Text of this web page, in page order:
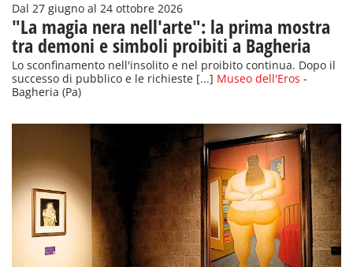
Dal 27 giugno al 24 ottobre 2026
"La magia nera nell'arte": la prima mostra
tra demoni e simboli proibiti a Bagheria
Lo sconfinamento nell'insolito e nel proibito continua. Dopo il
successo di pubblico e le richieste [...] Museo dell'Eros -
Bagheria (Pa)